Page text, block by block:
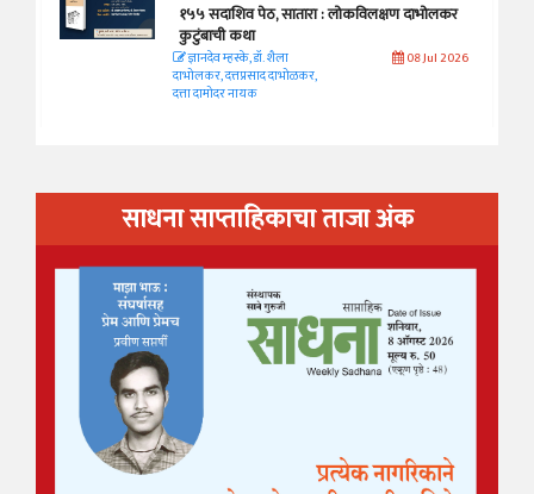
१५५ सदाशिव पेठ, सातारा : लोकविलक्षण दाभोलकर
कुटुंबाची कथा
ज्ञानदेव म्हस्के, डॉ. शैला
दाभोलकर, दत्तप्रसाद दाभोळकर,
दत्ता दामोदर नायक
08 Jul 2026
साधना साप्ताहिकाचा ताजा अंक